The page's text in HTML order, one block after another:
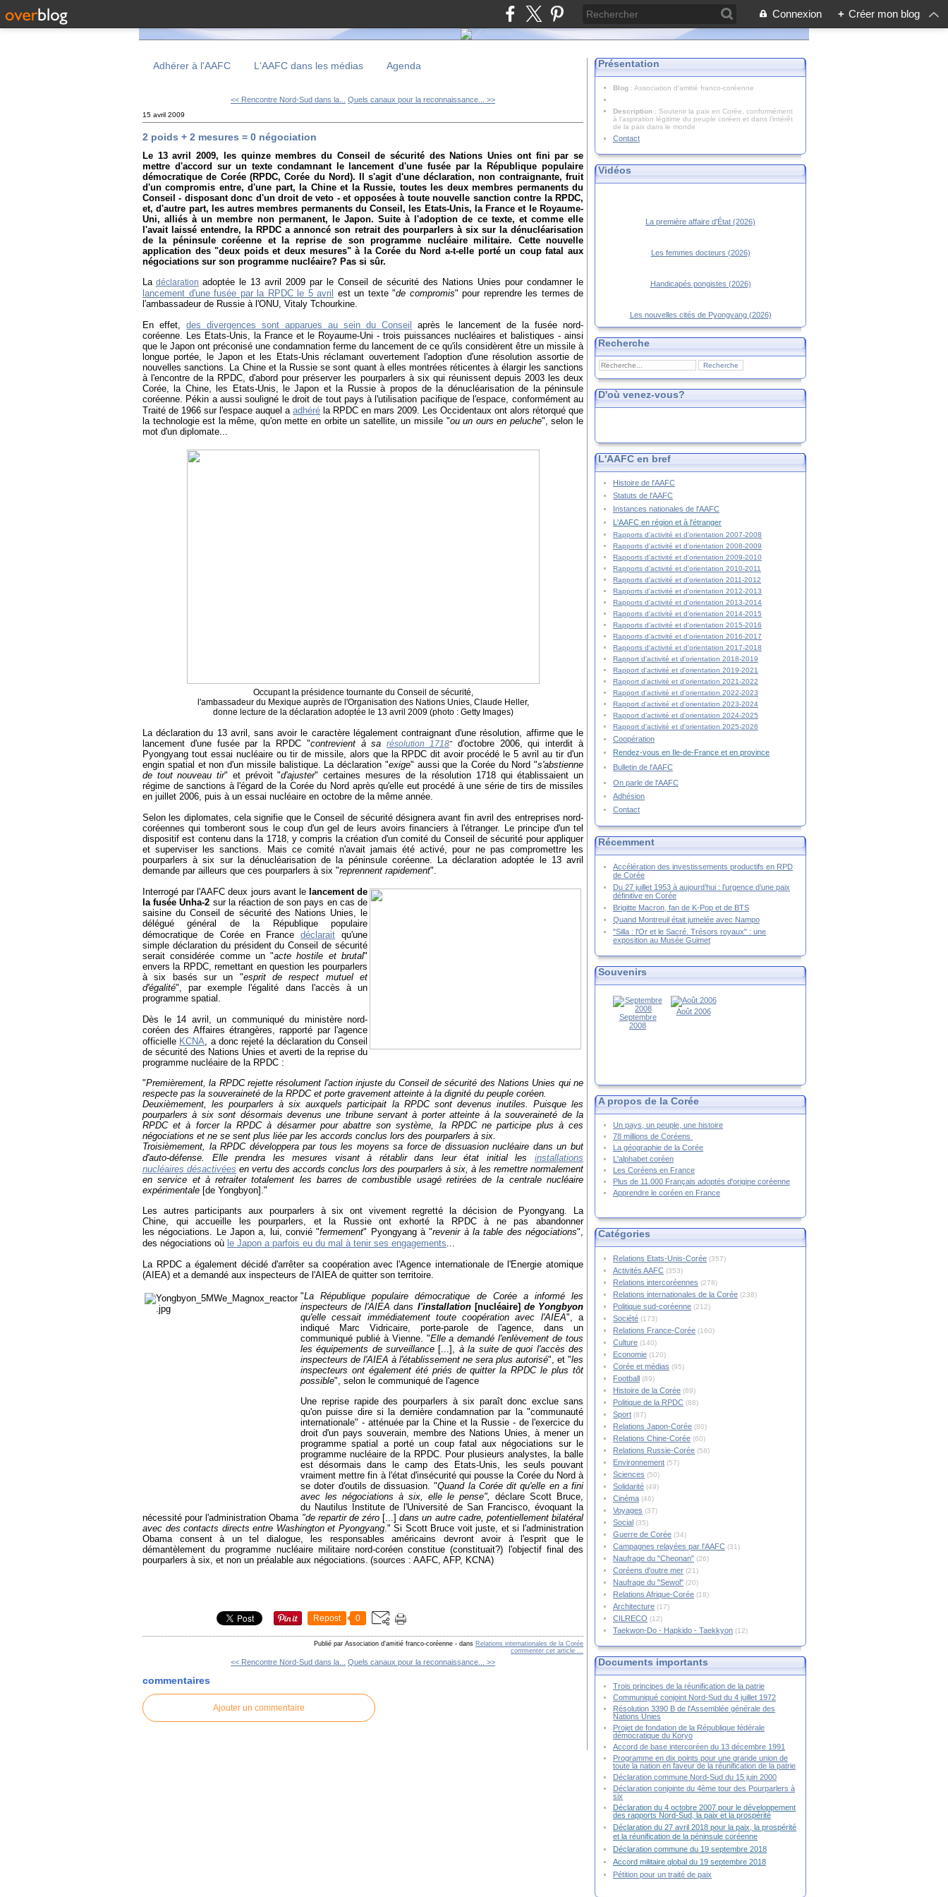
Connexion + Créer mon blog
Adhérer à l'AAFC L'AAFC dans les médias Agenda
<< Rencontre Nord-Sud dans la... Quels canaux pour la reconnaissance... >>
15 avril 2009
2 poids + 2 mesures = 0 négociation
Le 13 avril 2009, les quinze membres du Conseil de sécurité des Nations Unies ont fini par se
mettre d'accord sur un texte condamnant le lancement d'une fusée par la République populaire
démocratique de Corée (RPDC, Corée du Nord). Il s'agit d'une déclaration, non contraignante, fruit
d'un compromis entre, d'une part, la Chine et la Russie, toutes les deux membres permanents du
Conseil - disposant donc d'un droit de veto - et opposées à toute nouvelle sanction contre la RPDC,
et, d'autre part, les autres membres permanents du Conseil, les Etats-Unis, la France et le Royaume-
Uni, alliés à un membre non permanent, le Japon. Suite à l'adoption de ce texte, et comme elle
l'avait laissé entendre, la RPDC a annoncé son retrait des pourparlers à six sur la dénucléarisation
de la péninsule coréenne et la reprise de son programme nucléaire militaire. Cette nouvelle
application des "deux poids et deux mesures" à la Corée du Nord a-t-elle porté un coup fatal aux
négociations sur son programme nucléaire? Pas si sûr.
La déclaration adoptée le 13 avril 2009 par le Conseil de sécurité des Nations Unies pour condamner le
lancement d'une fusée par la RPDC le 5 avril
est un texte "de compromis" pour reprendre les termes de
l'ambassadeur de Russie à l'ONU, Vitaly Tchourkine.
En effet, des divergences sont apparues au sein du Conseil
après le lancement de la fusée nord-
coréenne. Les Etats-Unis, la France et le Royaume-Uni - trois puissances nucléaires et balistiques - ainsi
que le Japon ont préconisé une condamnation ferme du lancement de ce qu'ils considèrent être un missile à
longue portée, le Japon et les Etats-Unis réclamant ouvertement l'adoption d'une résolution assortie de
nouvelles sanctions. La Chine et la Russie se sont quant à elles montrées réticentes à élargir les sanctions
à l'encontre de la RPDC, d'abord pour préserver les pourparlers à six qui réunissent depuis 2003 les deux
Corée, la Chine, les Etats-Unis, le Japon et la Russie à propos de la dénucléarisation de la péninsule
coréenne. Pékin a aussi souligné le droit de tout pays à l'utilisation pacifique de l'espace, conformément au
Traité de 1966 sur l'espace auquel a adhéré laRPDC en mars 2009. Les Occidentaux ont alors rétorqué que
la technologie est la même, qu'on mette en orbite un satellite, un missile "ou un ours en peluche", selon le
mot d'un diplomate...
Occupant la présidence tournante du Conseil de sécurité,
l'ambassadeur du Mexique auprès de l'Organisation des Nations Unies, Claude Heller,
donne lecture de la déclaration adoptée le 13 avril 2009 (photo : Getty Images)
Ladéclaration du 13 avril, sans avoir le caractère légalement contraignant d'une résolution, affirme que le
lancement d'une fusée par la RPDC "contrevient à sa résolution 1718"d'octobre2006, qui interdit à
Pyongyang tout essai nucléaire ou tir de missile, alors que la RPDC dit avoir procédé le 5 avril au tir d'un
engin spatial et non d'un missile balistique. La déclaration "exige" aussi que la Corée du Nord "s'abstienne
de tout nouveau tir" et prévoit "d'ajuster" certaines mesures de la résolution 1718 qui établissaient un
régime de sanctions à l'égard de la Corée du Nord après qu'elle eut procédé à une série de tirs de missiles
en juillet 2006, puis à un essai nucléaire en octobre de la même année.
Selon les diplomates, cela signifie que le Conseil de sécurité désignera avant fin avril des entreprises nord-
coréennes qui tomberont sous le coup d'un gel de leurs avoirs financiers à l'étranger. Le principe d'un tel
dispositif est contenu dans la 1718, y compris la création d'un comité du Conseil de sécurité pour appliquer
et superviser les sanctions. Mais ce comité n'avait jamais été activé, pour ne pas compromettre les
pourparlers à six sur la dénucléarisation de la péninsule coréenne. La déclaration adoptée le 13 avril
demande par ailleurs que ces pourparlers à six "reprennent rapidement".
Interrogé par l'AAFC deux jours avant le lancement de
la fusée Unha-2 sur la réaction de son pays en cas de
saisine duConseil de sécurité des Nations Unies, le
délégué général de la République populaire
démocratique de Corée en France
déclarait
qu'une
simple déclaration du président du Conseil de sécurité
serait considérée comme un "acte hostile et brutal"
envers la RPDC, remettant en question les pourparlers
à six basés sur un "esprit de respect mutuel et
d'égalité", par exemple l'égalité dans l'accès à un
programme spatial.
Dès le 14 avril, un communiqué du ministère nord-
coréen des Affaires étrangères, rapporté par l'agence
officielle KCNA, a donc rejeté la déclaration du Conseil
de sécurité des Nations Unies et averti de la reprise du
programme nucléaire de la RPDC :
"Premièrement, la RPDC rejette résolument l'action injuste du Conseil de sécurité des Nations Unies qui ne
respecte pas la souveraineté de la RPDC et porte gravement atteinte à la dignité du peuple coréen.
Deuxièmement, les pourparlers à six auxquels participait la RPDC sont devenus inutiles. Puisque les
pourparlers à six sont désormais devenus une tribune servant à porter atteinte à la souveraineté de la
RPDC et à forcer la RPDC à désarmer pour abattre son système, la RPDC ne participe plus à ces
négociations et ne se sent plus liée par les accords conclus lors des pourparlers à six.
Troisièmement, la RPDC développera par tous les moyens sa force de dissuasion nucléaire dans un but
d'auto-défense. Elle prendra les mesures visant à rétablir dans leur état initial les installations
nucléaires désactivées en vertu des accords conclus lors des pourparlers à six, à les remettre normalement
en service et à retraiter totalement les barres de combustible usagé retirées de la centrale nucléaire
expérimentale [de Yongbyon]."
Les autres participants aux pourparlers à six ont vivement regretté la décision de Pyongyang. La
Chine, qui accueille les pourparlers, et la Russie ont exhorté la RPDC à ne pas abandonner
les négociations. Le Japon a, lui, convié "fermement" Pyongyang à "revenir à la table des négociations",
des négociations où le Japon a parfois eu du mal à tenir ses engagements...
La RPDC a également décidé d'arrêter sa coopération avec l'Agence internationale de l'Energie atomique
(AIEA) et a demandé aux inspecteurs de l'AIEA de quitter son territoire.
"La République populaire démocratique de Corée a informé les
inspecteurs de l'AIEA dans l'installation [nucléaire] de Yongbyon
qu'elle cessait immédiatement toute coopération avec l'AIEA", a
indiqué Marc Vidricaire, porte-parole de l'agence, dans un
communiqué publié à Vienne. "Elle a demandé l'enlèvement de tous
les équipements de surveillance [...], à la suite de quoi l'accès des
inspecteurs de l'AIEA à l'établissement ne sera plus autorisé", et "les
inspecteurs ont également été priés de quitter la RPDC le plus tôt
possible", selon le communiqué de l'agence
Une reprise rapide des pourparlers à six paraît donc exclue sans
qu'on puisse dire si la dernière condamnation par la "communauté
internationale" - atténuée par la Chine et la Russie - de l'exercice du
droit d'un pays souverain, membre des Nations Unies, à mener un
programme spatial a porté un coup fatal aux négociations sur le
programme nucléaire de la RPDC. Pour plusieurs analystes, la balle
est désormais dans le camp des Etats-Unis, les seuls pouvant
vraiment mettre fin à l'état d'insécurité qui pousse la Corée du Nord à
se doter d'outils de dissuasion. "Quand la Corée dit qu'elle en a fini
avec les négociations à six, elle le pense", déclare Scott Bruce,
du Nautilus Institute de l'Université de San Francisco, évoquant la
nécessité pour l'administration Obama "de repartir de zéro [...]dans un autre cadre, potentiellement bilatéral
avec des contacts directs entre Washington et Pyongyang." Si Scott Bruce voit juste, et si l'administration
Obama consent à un tel dialogue, les responsables américains devront avoir à l'esprit que le
démantèlement du programme nucléaire militaire nord-coréen constitue (constituait?) l'objectif final des
pourparlers à six, et non un préalable aux négociations. (sources : AAFC, AFP, KCNA)
Repost 0
Publié par Association d'amitié franco-coréenne - dans Relations internationales de la Corée
commenter cet article …
<< Rencontre Nord-Sud dans la... Quels canaux pour la reconnaissance... >>
commentaires
Ajouter un commentaire
Présentation
Blog : Association d'amitié franco-coréenne
Description : Soutenir la paix en Corée, conformément
à l'aspiration légitime du peuple coréen et dans l’intérêt
de la paix dans le monde
Contact
Vidéos
La première affaire d'État (2026)
Les femmes docteurs (2026)
Handicapés pongistes (2026)
Les nouvelles cités de Pyongyang (2026)
Recherche
D'où venez-vous?
L'AAFC en bref
Histoire de l'AAFC
Statuts de l'AAFC
Instances nationales de l'AAFC
L'AAFC en région et à l'étranger
Rapports d'activité et d'orientation 2007-2008
Rapports d'activité et d'orientation 2008-2009
Rapports d'activité et d'orientation 2009-2010
Rapports d'activité et d'orientation 2010-2011
Rapports d'activité et d'orientation 2011-2012
Rapports d'activité et d'orientation 2012-2013
Rapports d'activité et d'orientation 2013-2014
Rapports d'activité et d'orientation 2014-2015
Rapports d'activité et d'orientation 2015-2016
Rapports d'activité et d'orientation 2016-2017
Rapports d'activité et d'orientation 2017-2018
Rapport d'activité et d'orientation 2018-2019
Rapport d'activité et d'orientation 2019-2021
Rapport d'activité et d'orientation 2021-2022
Rapport d'activité et d'orientation 2022-2023
Rapport d'activité et d'orientation 2023-2024
Rapport d'activité et d'orientation 2024-2025
Rapport d'activité et d'orientation 2025-2026
Coopération
Rendez-vous en Ile-de-France et en province
Bulletin de l'AAFC
On parle de l'AAFC
Adhésion
Contact
Récemment
Accélération des investissements productifs en RPD
de Corée
Du 27 juillet 1953 à aujourd’hui : l’urgence d’une paix
définitive en Corée
Brigitte Macron, fan de K-Pop et de BTS
Quand Montreuil était jumelée avec Nampo
"Silla : l'Or et le Sacré. Trésors royaux" : une
exposition au Musée Guimet
Souvenirs
Septembre
2008
Août 2006
A propos de la Corée
Un pays, un peuple, une histoire
78 millions de Coréens
La géographie de la Corée
L'alphabet coréen
Les Coréens en France
Plus de 11.000 Français adoptés d'origine coréenne
Apprendre le coréen en France
Catégories
Relations Etats-Unis-Corée (357)
Activités AAFC (353)
Relations intercoréennes (278)
Relations internationales de la Corée (238)
Politique sud-coréenne (212)
Société (173)
Relations France-Corée (160)
Culture (140)
Economie (120)
Corée et médias (95)
Football (89)
Histoire de la Corée (89)
Politique de la RPDC (88)
Sport (87)
Relations Japon-Corée (80)
Relations Chine-Corée (60)
Relations Russie-Corée (58)
Environnement (57)
Sciences (50)
Solidarité (49)
Cinéma (46)
Voyages (37)
Social (35)
Guerre de Corée (34)
Campagnes relayées par l'AAFC (31)
Naufrage du "Cheonan" (26)
Coréens d'outre mer (21)
Naufrage du "Sewol" (20)
Relations Afrique-Corée (18)
Architecture (17)
CILRECO (12)
Taekwon-Do - Hapkido - Taekkyon (12)
Documents importants
Trois principes de la réunification de la patrie
Communiqué conjoint Nord-Sud du 4 juillet 1972
Résolution 3390 B de l'Assemblée générale des
Nations Unies
Projet de fondation de la République fédérale
démocratique du Koryo
Accord de base intercoréen du 13 décembre 1991
Programme en dix points pour une grande union de
toute la nation en faveur de la réunification de la patrie
Déclaration commune Nord-Sud du 15 juin 2000
Déclaration conjointe du 4ème tour des Pourparlers à
six
Déclaration du 4 octobre 2007 pour le développement
des rapports Nord-Sud, la paix et la prospérité
Déclaration du 27 avril 2018 pour la paix, la prospérité
et la réunification de la péninsule coréenne
Déclaration commune du 19 septembre 2018
Accord militaire global du 19 septembre 2018
Pétition pour un traité de paix